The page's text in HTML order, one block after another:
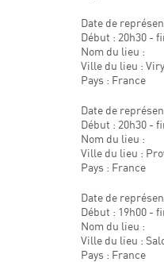
Date de
Début : 20h30 -
Nom du lieu :
Ville du lieu :
Pays : France
Date de
Début : 20h30 -
Nom du lieu :
Ville du lieu :
Pays : France
Date de
Début : 19h00 -
Nom du lieu :
Ville du lieu :
Pays : France